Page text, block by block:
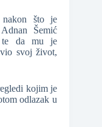
što je
Šemić
te da mu je
svoj život,
kojim je
odlazak u